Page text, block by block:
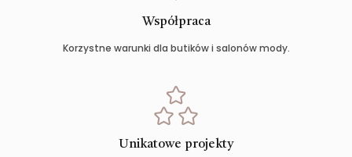
Współpraca
Korzystne warunki dla butików i salonów mody.
Unikatowe projekty